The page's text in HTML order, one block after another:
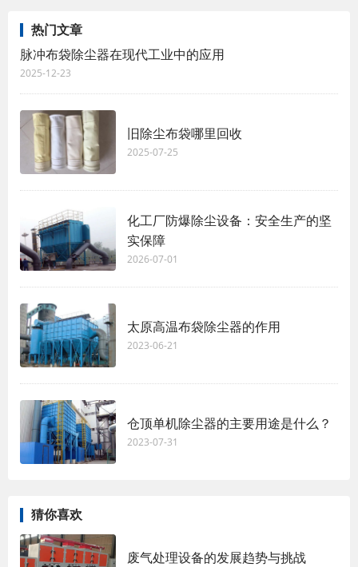
热门文章
脉冲布袋除尘器在现代工业中的应用
2025-12-23
旧除尘布袋哪里回收
2025-07-25
化工厂防爆除尘设备：安全生产的坚
实保障
2026-07-01
太原高温布袋除尘器的作用
2023-06-21
仓顶单机除尘器的主要用途是什么？
2023-07-31
猜你喜欢
废气处理设备的发展趋势与挑战